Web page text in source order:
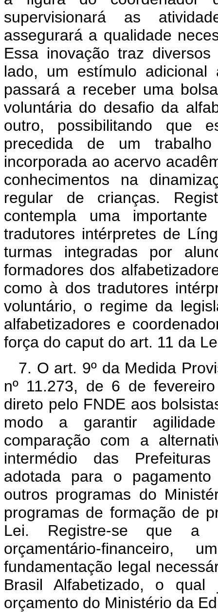
supervisionará as
assegurará a qualidade
Essa inovação traz
lado, um estímulo
passará a receber uma
voluntária do desafio da
outro, possibilitando que
precedida de um
incorporada ao acervo
conhecimentos na
regular de crianças.
contempla uma
tradutores intérpretes de
turmas integradas por
formadores dos
como à dos tradutores
voluntário, o regime da
alfabetizadores e
força do caput do art. 11 da
7. O art. 9º da Medida
nº 11.273, de 6 de
direto pelo FNDE aos
modo a garantir
comparação com a
intermédio das
adotada para o
outros programas do
programas de formação de
Lei. Registre-se que a
orçamentário-
fundamentação legal
Brasil Alfabetizado, o
orçamento do Ministério da